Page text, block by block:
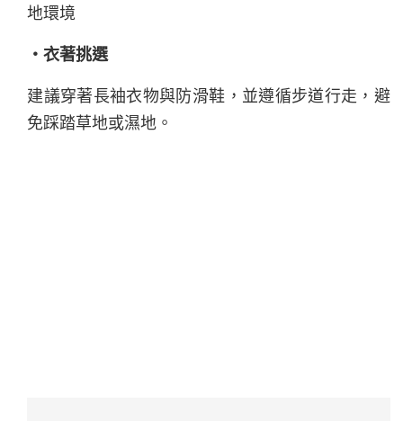
地環境
・衣著挑選
建議穿著長袖衣物與防滑鞋，並遵循步道行走，避
免踩踏草地或濕地。